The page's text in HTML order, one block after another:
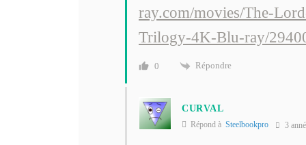
ray.com/movies/The-
Trilogy-4K-Blu-ray/
0 Répondre
CURVAL
Répond à Steelbookpro 3